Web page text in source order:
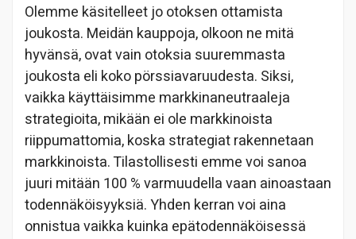
Olemme käsitelleet jo otoksen ottamista
joukosta. Meidän kauppoja, olkoon ne mitä
hyvänsä, ovat vain otoksia suuremmasta
joukosta eli koko pörssiavaruudesta. Siksi,
vaikka käyttäisimme markkinaneutraaleja
strategioita, mikään ei ole markkinoista
riippumattomia, koska strategiat rakennetaan
markkinoista. Tilastollisesti emme voi sanoa
juuri mitään 100 % varmuudella vaan ainoastaan
todennäköisyyksiä. Yhden kerran voi aina
onnistua vaikka kuinka epätodennäköisessä